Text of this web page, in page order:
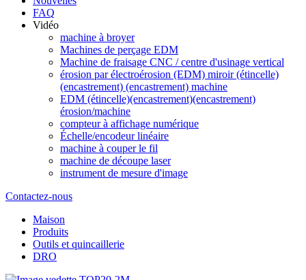
FAQ
Vidéo
machine à broyer
Machines de perçage EDM
Machine de fraisage CNC / centre d'usinage vertical
érosion par électroérosion (EDM) miroir (étincelle)
(encastrement) (encastrement) machine
EDM (étincelle)(encastrement)(encastrement)
érosion/machine
compteur à affichage numérique
Échelle/encodeur linéaire
machine à couper le fil
machine de découpe laser
instrument de mesure d'image
Contactez-nous
Maison
Produits
Outils et quincaillerie
DRO